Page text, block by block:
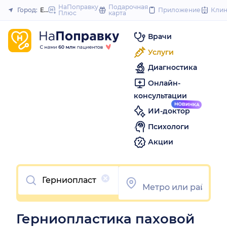
to
Закрыть
Город: Екатеринбург
НаПоправку
Плюс
Подарочная
карта
Приложение
Врачи
Услуги
Диагностика
Онлайн-
консультации
ИИ-доктор
Психологи
Акции
Очистить
Герниопластика паховой